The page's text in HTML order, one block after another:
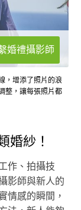
婚禮攝影師
，增添了照片的浪
整，讓每張照片都
婚紗！
作、拍攝技
影師與新人的
情感的瞬間，